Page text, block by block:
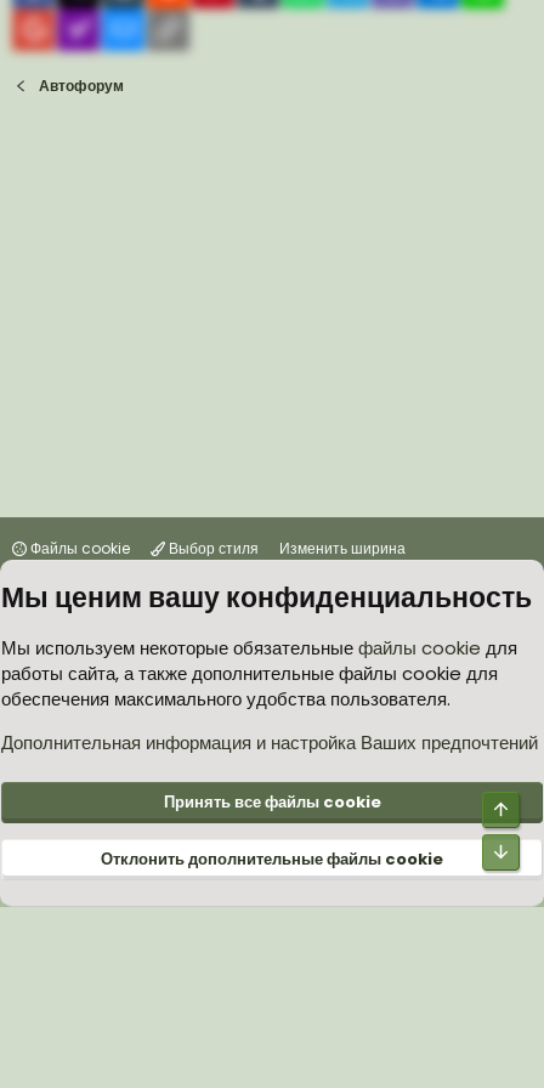
Gmail
yahoomail
Электронная почта
Автофорум
Файлы cookie Выбор стиля Изменить ширина
Условия и правила
Политика в отношении обработки персональных данных
Согласие на обработку персональных данных
Помощь Главная
R
Community platform by XenForo ® © 2010-2026 XenForo Ltd.
Мы ценим вашу конфиденциальность
Мы используем некоторые обязательныефайлы cookie для
работы сайта, а также дополнительные файлы cookie для
обеспечения максимального удобства пользователя.
Дополнительная информация и настройка Ваших предпочтений
Принять все файлы cookie
Отклонить дополнительные файлы cookie